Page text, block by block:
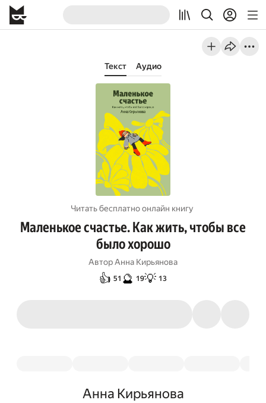
Текст Аудио
Читать бесплатно онлайн книгу
Маленькое счастье. Как жить, чтобы все
было хорошо
АвторАнна Кирьянова
👍 51 🔮 19💡 13
Анна Кирьянова